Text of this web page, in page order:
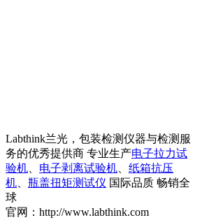
Labthink兰光，包装检测仪器与检测服
务的优秀提供商 专业生产电子拉力试
验机
电子剥离试验机
纸箱抗压
机
瓶盖扭矩测试仪 国际品质 畅销全
球
官网：http://www.labthink.com